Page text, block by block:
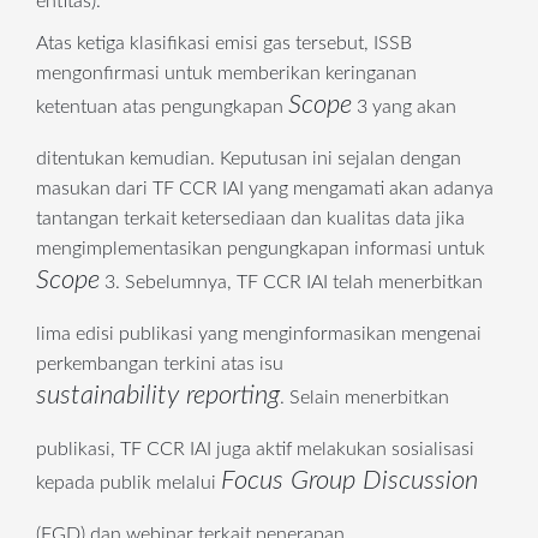
Atas ketiga klasifikasi emisi gas tersebut, ISSB
mengonfirmasi untuk memberikan keringanan
ketentuan atas pengungkapan Scope 3 yang akan
ditentukan kemudian. Keputusan ini sejalan dengan
masukan dari TF CCR IAI yang mengamati akan adanya
tantangan terkait ketersediaan dan kualitas data jika
mengimplementasikan pengungkapan informasi untuk
Scope 3. Sebelumnya, TF CCR IAI telah menerbitkan
lima edisi publikasi yang menginformasikan mengenai
perkembangan terkini atas isu
sustainability reporting. Selain menerbitkan
publikasi, TF CCR IAI juga aktif melakukan sosialisasi
kepada publik melalui Focus Group Discussion